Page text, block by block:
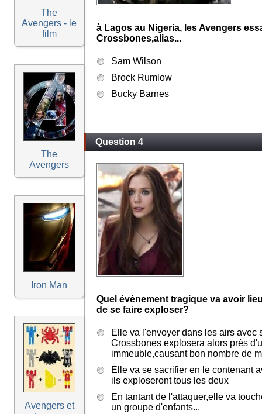
The
Avengers - le
film
The
Avengers
Iron Man
Avengers et
à Lagos au Nigeria, les Avengers
Crossbones,alias...
Sam Wilson
Brock Rumlow
Bucky Barnes
Question 4
Quel évènement tragique va avoir
de se faire exploser?
Elle va l'envoyer dans les airs avec
Crossbones explosera alors près
immeuble,causant bon nombre de
Elle va se sacrifier en le contenant
ils exploseront tous les deux
En tantant de l'attaquer,elle va
un groupe d'enfants...